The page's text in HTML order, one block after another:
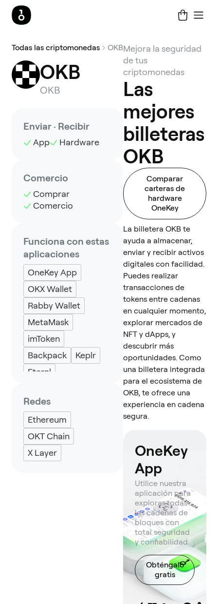
Todas las criptomonedas OKB
OKB
OKB
Enviar · Recibir
App Hardware
Comercio
Comprar
Comercio
Funciona con estas
aplicaciones
OneKey App
OKX Wallet
Rabby Wallet
MetaMask
imToken
Backpack
Keplr
Eternl
Redes
Ethereum
OKT Chain
X Layer
Mejora la seguridad
de tus
criptomonedas
Las
mejores
billeteras
OKB
Comparar
carteras de
hardware
OneKey
La billetera OKB te
ayuda a almacenar,
enviar y recibir activos
digitales con facilidad.
Puedes realizar
transacciones de
tokens entre cadenas
en cualquier momento,
explorar mercados de
NFT y dApps, y
descubrir más
oportunidades. Como
una billetera integrada
para el ecosistema de
OKB, te ofrece una
experiencia en cadena
segura.
OneKey
App
Utilice nuestra
aplicación para
explorar todas
las cadenas de
bloques con
total seguridad
y confiabilidad.
Obténgalo
gratis